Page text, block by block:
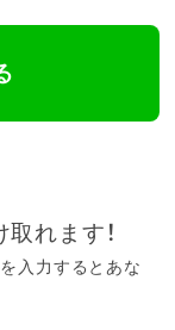
れます！
入力するとあな